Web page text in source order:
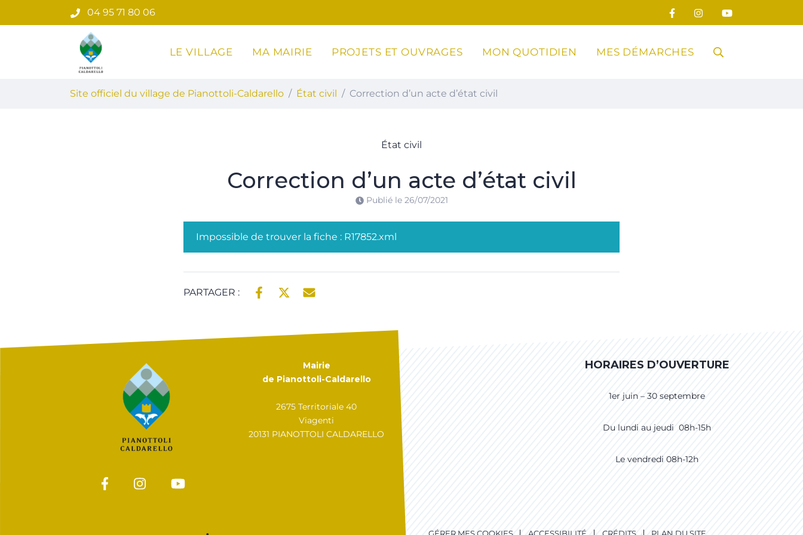
au
04 95 71 80 06
Site officiel du village de Pianottoli-Caldarello
LE VILLAGE MA MAIRIE PROJETS ET OUVRAGES MON QUOTIDIEN MES DÉMARCHES RECHERCHE
Site officiel du village de Pianottoli-Caldarello État civil Correction d’un acte d’état civil
État civil
Correction d’un acte d’état civil
Publié le 26/07/2021
Impossible de trouver la fiche : R17852.xml
PARTAGER :
Mairie
de Pianottoli-Caldarello
2675 Territoriale 40
Viagenti
20131 PIANOTTOLI CALDARELLO
HORAIRES D’OUVERTURE
1er juin – 30 septembre
Du lundi au jeudi 08h-15h
Le vendredi 08h-12h